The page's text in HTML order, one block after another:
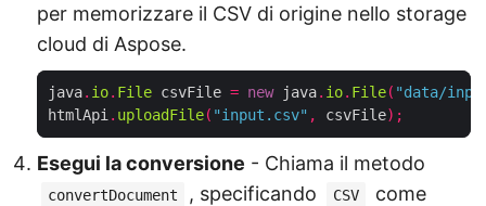
per memorizzare il CSV di origine nello storage
cloud di Aspose.
java. io. File csvFile = new java. io. File( "data/
htmlApi . uploadFile( "input.csv" , csvFile);
Esegui la conversione - Chiama il metodo
convertDocument , specificando CSV
come